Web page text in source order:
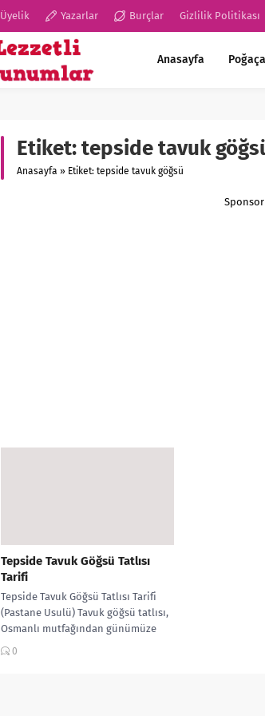
Üyelik Yazarlar Burçlar Gizlilik Politikası
Anasayfa
Etiket:tepside tavuk
Anasayfa » Etiket: tepside tavuk göğsü
Tepside Tavuk Göğsü Tatlısı
Tarifi
Tepside Tavuk Göğsü Tatlısı Tarifi
(Pastane Usulü) Tavuk göğsü tatlısı,
Osmanlı mutfağından günümüze
gelen, sütlü tatlılar arasında en
0